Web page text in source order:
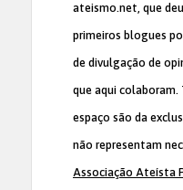
ateismo.net, que
primeiros blogues
de divulgação de
que aqui
espaço são da
não representam
Associação Ateísta